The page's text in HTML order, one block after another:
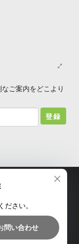
ご案内をどこより
登録
に基づく表記
All Rights Reserved.